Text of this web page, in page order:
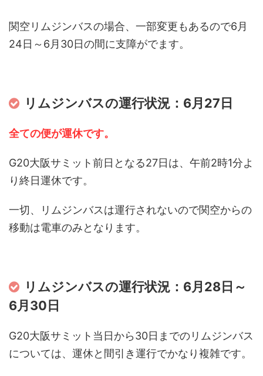
関空リムジンバスの場合、一部変更もあるので6月
24日～6月30日の間に支障がでます。
リムジンバスの運行状況：6月27日
全ての便が運休です。
G20大阪サミット前日となる27日は、午前2時1分よ
り終日運休です。
一切、リムジンバスは運行されないので関空からの
移動は電車のみとなります。
リムジンバスの運行状況：6月28日～
6月30日
G20大阪サミット当日から30日までのリムジンバス
については、運休と間引き運行でかなり複雑です。